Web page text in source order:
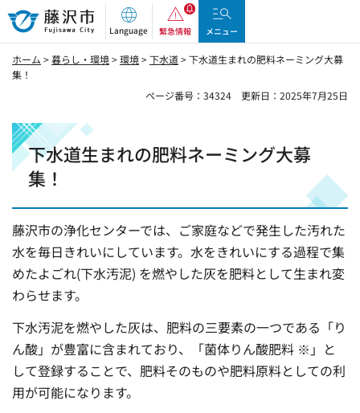
藤沢市
Language 緊急情報 メニュー
ホーム >暮らし・環境>環境>下水道> 下水道生まれの肥料ネーミング大募
集！
ページ番号：34324
更新日：2025年7月25日
下水道生まれの肥料ネーミング大募
集！
藤沢市の浄化センターでは、ご家庭などで発生した汚れた
水を毎日きれいにしています。水をきれいにする過程で集
めたよごれ(下水汚泥) を燃やした灰を肥料として生まれ変
わらせます。
下水汚泥を燃やした灰は、肥料の三要素の一つである「り
ん酸」が豊富に含まれており、「菌体りん酸肥料 ※」と
して登録することで、肥料そのものや肥料原料としての利
用が可能になります。